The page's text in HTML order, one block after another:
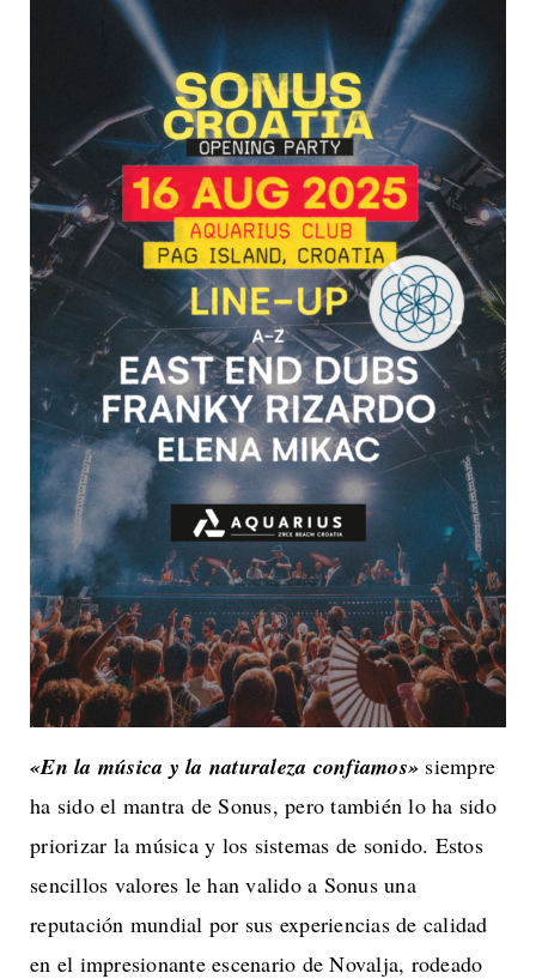
«En la música y la naturaleza confiamos» siempre
ha sido el mantra de Sonus, pero también lo ha sido
priorizar la música y los sistemas de sonido. Estos
sencillos valores le han valido a Sonus una
reputación mundial por sus experiencias de calidad
en el impresionante escenario de Novalja, rodeado